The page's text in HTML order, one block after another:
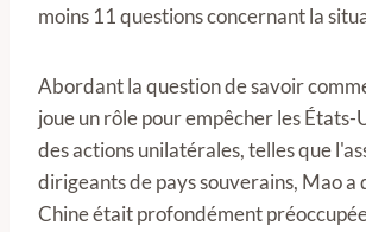
moins 11 questions concernant la
Abordant la question de savoir
joue un rôle pour empêcher les États-
des actions unilatérales, telles que
dirigeants de pays souverains, Mao a
Chine était profondément